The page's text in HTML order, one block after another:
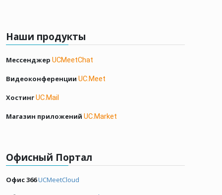
Наши продукты
Мессенджер UCMeetChat
Видеоконференции UC.Meet
ХостингUC.Mail
Магазин приложений UC.Market
Офисный Портал
Офис 366UCMeetCloud